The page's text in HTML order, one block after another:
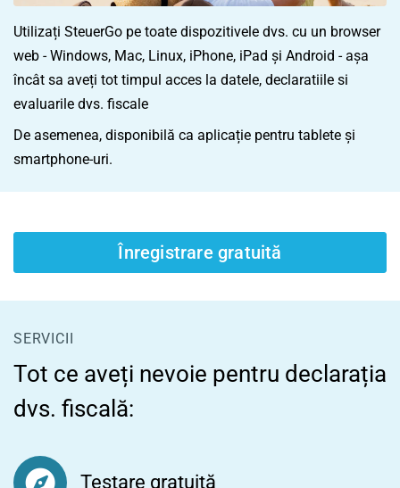
Utilizați SteuerGo pe toate dispozitivele dvs. cu un browser
web - Windows, Mac, Linux, iPhone, iPad și Android - așa
încât sa aveți tot timpul acces la datele, declaratiile si
evaluarile dvs. fiscale
De asemenea, disponibilă ca aplicație pentru tablete și
smartphone-uri.
Înregistrare gratuită
SERVICII
Tot ce aveți nevoie pentru declarația
dvs. fiscală:
Testare gratuită